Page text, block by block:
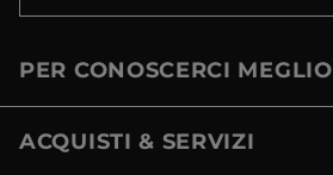
PER CONOSCERCI MEGLIO
ACQUISTI & SERVIZI